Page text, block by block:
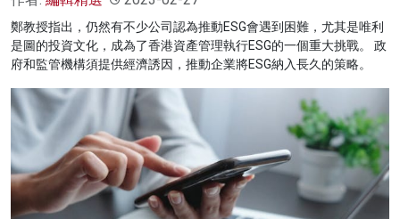
鄭教授指出，仍然有不少公司認為推動ESG會遇到困難，尤其是唯利
是圖的投資文化，成為了香港資產管理執行ESG的一個重大挑戰。 政
府和監管機構須提供經濟誘因，推動企業將ESG納入長久的策略。